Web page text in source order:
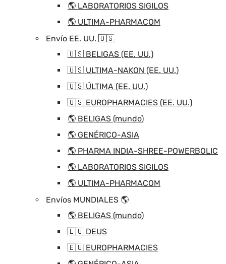
🌎 LABORATORIOS SIGILOS
🌎 ULTIMA-PHARMACOM
Envío EE. UU. 🇺🇸
🇺🇸 BELIGAS (EE. UU.)
🇺🇸 ULTIMA-NAKON (EE. UU.)
🇺🇸 ÚLTIMA (EE. UU.)
🇺🇸 EUROPHARMACIES (EE. UU.)
🌎 BELIGAS (mundo)
🌎 GENÉRICO-ASIA
🌎 PHARMA INDIA-SHREE-POWERBOLIC
🌎 LABORATORIOS SIGILOS
🌎 ULTIMA-PHARMACOM
Envíos MUNDIALES 🌎
🌎 BELIGAS (mundo)
🇪🇺 DEUS
🇪🇺 EUROPHARMACIES